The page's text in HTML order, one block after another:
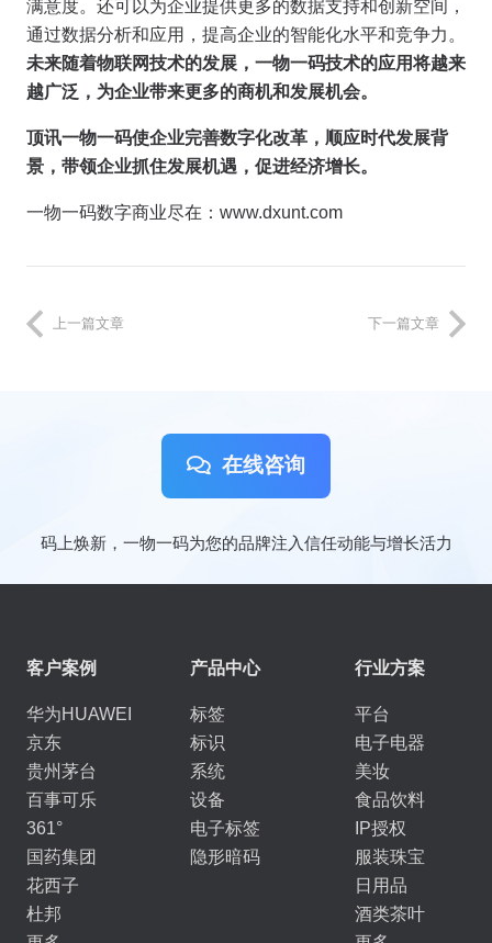
满意度。还可以为企业提供更多的数据支持和创新空间，
通过数据分析和应用，提高企业的智能化水平和竞争力。
未来随着物联网技术的发展，一物一码技术的应用将越来
越广泛，为企业带来更多的商机和发展机会。
顶讯一物一码使企业完善数字化改革，顺应时代发展背
景，带领企业抓住发展机遇，促进经济增长。
一物一码数字商业尽在：www.dxunt.com
上一篇文章 下一篇文章
在线咨询
码上焕新，一物一码为您的品牌注入信任动能与增长活力
客户案例
华为HUAWEI
京东
贵州茅台
百事可乐
361°
国药集团
花西子
杜邦
产品中心
标签
标识
系统
设备
电子标签
隐形暗码
行业方案
平台
电子电器
美妆
食品饮料
IP授权
服装珠宝
日用品
酒类茶叶